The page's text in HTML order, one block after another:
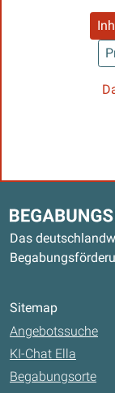
Begabungslotse
Das
Sitemap
Angebotssuche
KI-Chat Ella
Begabungsorte